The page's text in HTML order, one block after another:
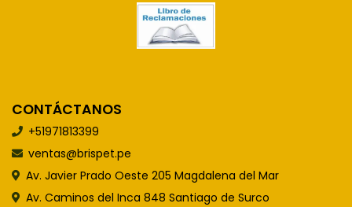
CONTÁCTANOS
+51971813399
ventas@brispet.pe
Av. Javier Prado Oeste 205 Magdalena del Mar
Av. Caminos del Inca 848 Santiago de Surco